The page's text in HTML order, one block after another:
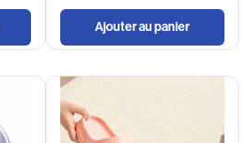
Ajouter au panier